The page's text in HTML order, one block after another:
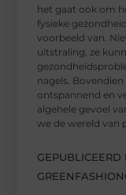
het gaat ook om
fysieke
voorbeeld van.
uitstraling, ze
nagels.
ontspannend en
algehele gevoel
we de wereld van
GEPUBLICEERD